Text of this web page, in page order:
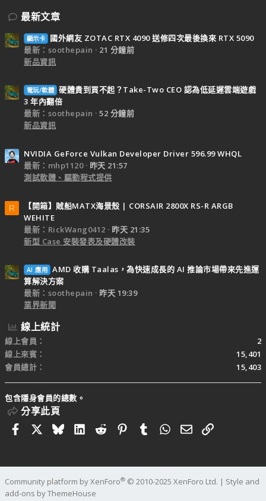
最新文章
顯示卡
國外網友 ZOTAC RTX 4090 送修四次最後換來 RTX 5090
最新：soothepain
21 分鐘前
新品資訊
電玩/軟體 硬體貴到買不起？Take-Two CEO 認為低延遲雲端遊戲
3 年內翻倍
最新：soothepain
52 分鐘前
新品資訊
NVIDIA GeForce Vulkan Developer Driver 596.99 WHQL
最新：mhp1120
昨天 21:57
測試軟體、驅動程式提供
R
【開箱】賊船MATX海景殼 | CORSAIR 2800X RS-R ARGB
WEHITE
最新：RickWang0412
昨天 21:35
新型 Case 安裝發表及硬體改裝
AI 應用 AMD 收購 Taalas，為快速成長的 AI 推論市場帶來先進運
算解決方案
最新：soothepain
昨天 19:39
業界新聞
線上統計
線上會員
2
線上來賓
15,401
會員總計
15,403
包含隱身會員的總數。
分享此頁
FacebookBlueskyLinkedIn
RedditPinterestTumblrWhatsApp
電子郵件
連結
Community platform by XenForo® © 2010-2025 XenForo Ltd. | Style and
add-ons by ThemeHouse